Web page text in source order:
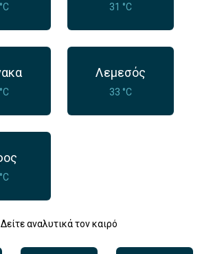
31 °C
Λεμεσός
33 °C
Δείτε αναλυτικά τον καιρό